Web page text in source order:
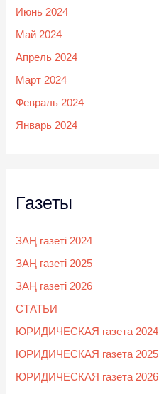
Июнь 2024
Май 2024
Апрель 2024
Март 2024
Февраль 2024
Январь 2024
Газеты
ЗАҢ газеті 2024
ЗАҢ газеті 2025
ЗАҢ газеті 2026
СТАТЬИ
ЮРИДИЧЕСКАЯ газета 2024
ЮРИДИЧЕСКАЯ газета 2025
ЮРИДИЧЕСКАЯ газета 2026